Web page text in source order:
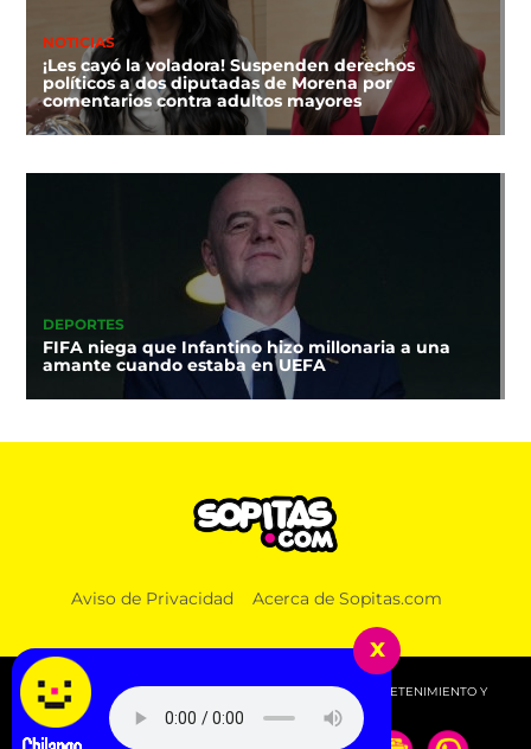
NOTICIAS
¡Les cayó la voladora! Suspenden derechos
políticos a dos diputadas de Morena por
comentarios contra adultos mayores
DEPORTES
FIFA niega que Infantino hizo millonaria a una
amante cuando estaba en UEFA
Aviso de Privacidad Acerca de Sopitas.com
© 2026 SOPITAS.COM - MÚSICA, NOTICIAS, DEPORTES, ENTRETENIMIENTO Y
MÁS!.
x